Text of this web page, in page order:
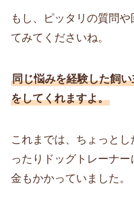
もし、ピッタリの質問
てみてくださいね。
同じ悩みを経験した飼
をしてくれますよ。
これまでは、ちょっと
ったりドッグトレーナ
金もかかっていました。